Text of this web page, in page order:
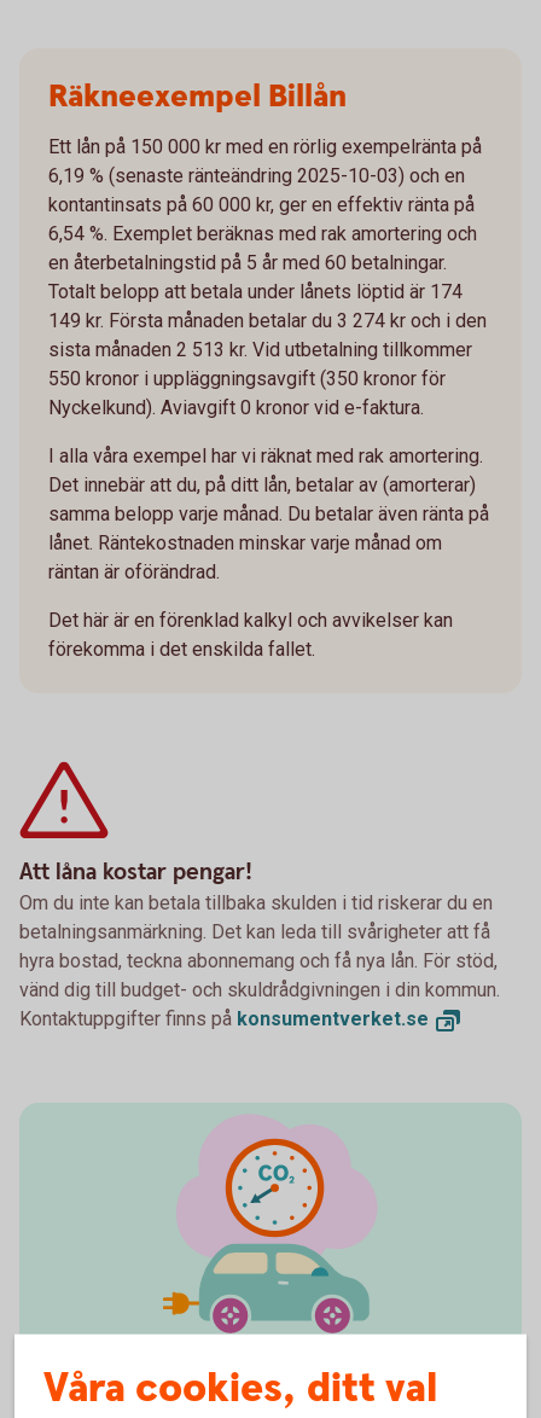
Räkneexempel Billån
Ett lån på 150 000 kr med en rörlig exempelränta på
6,19 % (senaste ränteändring 2025-10-03) och en
kontantinsats på 60 000 kr, ger en effektiv ränta på
6,54 %. Exemplet beräknas med rak amortering och
en återbetalningstid på 5 år med 60 betalningar.
Totalt belopp att betala under lånets löptid är 174
149 kr. Första månaden betalar du 3 274 kr och i den
sista månaden 2 513 kr. Vid utbetalning tillkommer
550 kronor i uppläggningsavgift (350 kronor för
Nyckelkund). Aviavgift 0 kronor vid e-faktura.
I alla våra exempel har vi räknat med rak amortering.
Det innebär att du, på ditt lån, betalar av (amorterar)
samma belopp varje månad. Du betalar även ränta på
lånet. Räntekostnaden minskar varje månad om
räntan är oförändrad.
Det här är en förenklad kalkyl och avvikelser kan
förekomma i det enskilda fallet.
Att låna kostar pengar!
Om du inte kan betala tillbaka skulden i tid riskerar du en
betalningsanmärkning. Det kan leda till svårigheter att få
hyra bostad, teckna abonnemang och få nya lån. För stöd,
vänd dig till budget- och skuldrådgivningen i din kommun.
Kontaktuppgifter finns på konsumentverket.se
Grönt billån
Våra cookies, ditt val